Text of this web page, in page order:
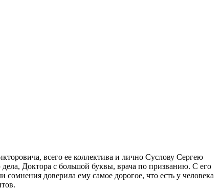
всего ее коллектива и лично Суслову Сергею
Доктора с большой буквы, врача по призванию. С его
доверила ему самое дорогое, что есть у человека